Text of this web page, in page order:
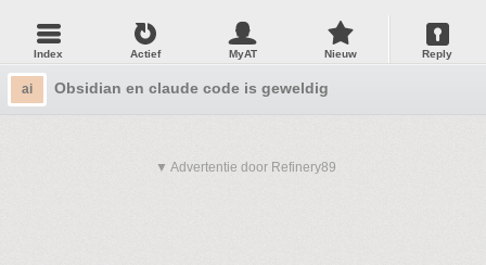
Index Actief MyAT Nieuw Reply
ai Obsidian en claude code is geweldig
▼ Advertentie door Refinery89